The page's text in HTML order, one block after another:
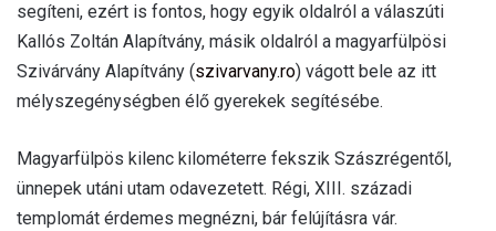
segíteni, ezért is fontos, hogy egyik oldalról a válaszúti
Kallós Zoltán Alapítvány, másik oldalról a magyarfülpösi
Szivárvány Alapítvány (szivarvany.ro) vágott bele az itt
mélyszegénységben élő gyerekek segítésébe.
Magyarfülpös kilenc kilométerre fekszik Szászrégentől,
ünnepek utáni utam odavezetett. Régi, XIII. századi
templomát érdemes megnézni, bár felújításra vár.